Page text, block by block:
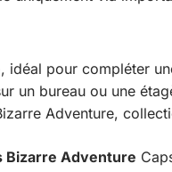
pour compléter
un bureau ou une
Adventure,
Bizarre Adventure